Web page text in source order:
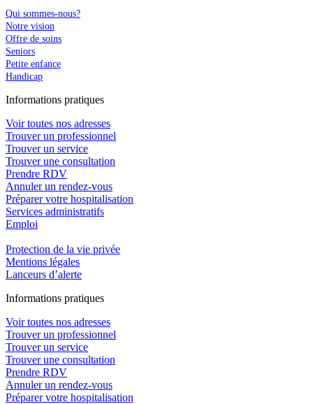
Qui sommes-nous?
Notre vision
Offre de soins
Seniors
Petite enfance
Handicap
Informations pratiques
Voir toutes nos adresses
Trouver un professionnel
Trouver un service
Trouver une consultation
Prendre RDV
Annuler un rendez-vous
Préparer votre hospitalisation
Services administratifs
Emploi​
Protection de la vie privée
Mentions légales
Lanceurs d’alerte
Informations pratiques
Voir toutes nos adresses
Trouver un professionnel
Trouver un service
Trouver une consultation
Prendre RDV
Annuler un rendez-vous
Préparer votre hospitalisation